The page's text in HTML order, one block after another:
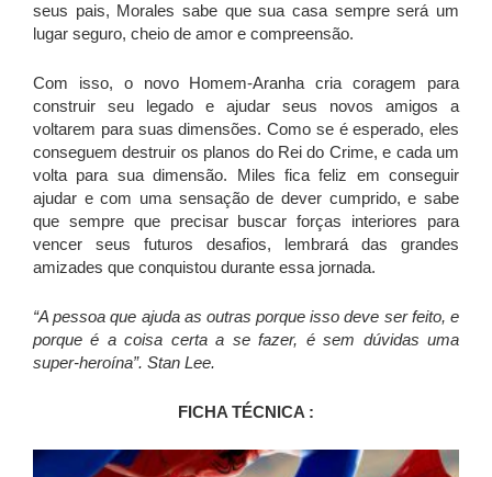
seus pais, Morales sabe que sua casa sempre será um
lugar seguro, cheio de amor e compreensão.
Com isso, o novo Homem-Aranha cria coragem para
construir seu legado e ajudar seus novos amigos a
voltarem para suas dimensões. Como se é esperado, eles
conseguem destruir os planos do Rei do Crime, e cada um
volta para sua dimensão. Miles fica feliz em conseguir
ajudar e com uma sensação de dever cumprido, e sabe
que sempre que precisar buscar forças interiores para
vencer seus futuros desafios, lembrará das grandes
amizades que conquistou durante essa jornada.
“A pessoa que ajuda as outras porque isso deve ser feito, e
porque é a coisa certa a se fazer, é sem dúvidas uma
super-heroína”. Stan Lee.
FICHA TÉCNICA :